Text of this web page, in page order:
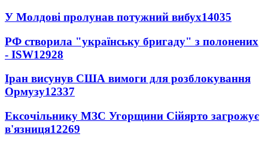
У Молдові пролунав потужний вибух14035
РФ створила "українську бригаду" з полонених
- ISW12928
Іран висунув США вимоги для розблокування
Ормузу12337
Ексочільнику МЗС Угорщини Сійярто загрожує
в'язниця12269